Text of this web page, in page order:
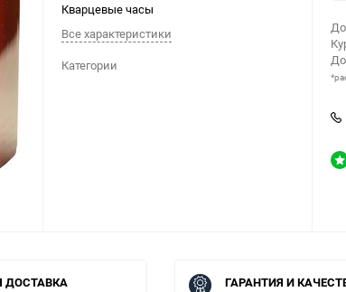
Кварцевые часы
Все характеристики
Категории
ДОСТАВКА ГАРАНТИЯ И